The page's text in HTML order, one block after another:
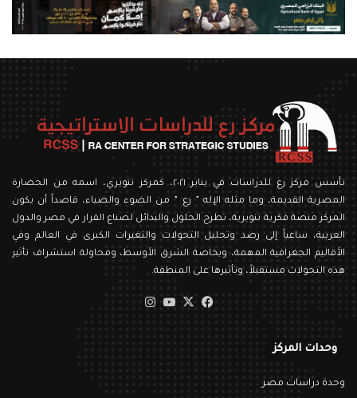
تأسس مركز رع للدراسات في يناير ٢٠٢١، كمركز تنويري، اسمه من الحضارة
المصرية القديمة، وما مثله الإله ” رع ” من الضوء والضياء، قاصداً أن يكون
المركز منصة فكرية تنويرية، تطرح الحلول والبدائل لصناع القرار في مصر والدول
العربية، ساعياً إلى رصد وتحليل التحولات والتغيرات الكبرى في العالم وفي
الأقاليم الجغرافية المهمة، وبخاصة الشرق الأوسط، ومحاولة استشراف تأثير
هذه التحولات مستقبلاً، وتأثيرها على المنطقة.
فيسبوك
‫X
‫YouTubeانستقرام
وحدات المركز
وحدة دراسات مصر